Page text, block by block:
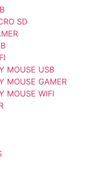
SD
MOUSE USB
MOUSE GAMER
MOUSE WIFI